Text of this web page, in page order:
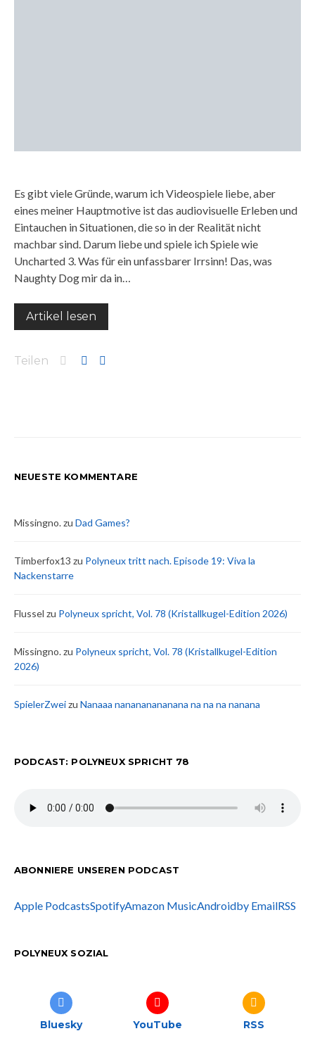
Es gibt viele Gründe, warum ich Videospiele liebe, aber
eines meiner Hauptmotive ist das audiovisuelle Erleben und
Eintauchen in Situationen, die so in der Realität nicht
machbar sind. Darum liebe und spiele ich Spiele wie
Uncharted 3. Was für ein unfassbarer Irrsinn! Das, was
Naughty Dog mir da in…
Artikel lesen
Teilen
NEUESTE KOMMENTARE
Missingno.zu Dad Games?
Timberfox13 zu Polyneux tritt nach. Episode 19: Viva la
Nackenstarre
Flussel zu Polyneux spricht, Vol. 78 (Kristallkugel-Edition 2026)
Missingno.zu Polyneux spricht, Vol. 78 (Kristallkugel-Edition
2026)
SpielerZweizu Nanaaa nanananananana na na na nanana
PODCAST: POLYNEUX SPRICHT 78
ABONNIERE UNSEREN PODCAST
Apple PodcastsSpotifyAmazon MusicAndroidby EmailRSS
POLYNEUX SOZIAL
Bluesky YouTube RSS